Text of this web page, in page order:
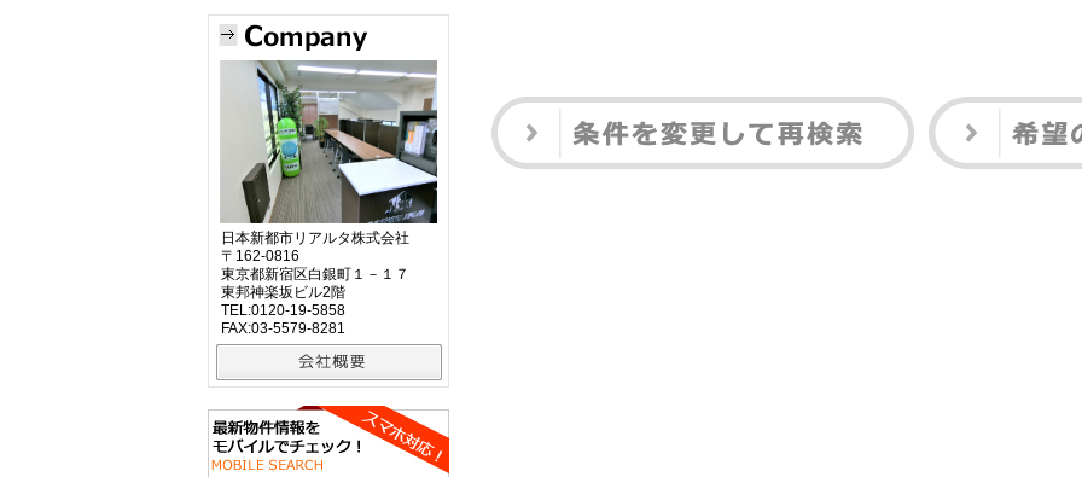
日本新都市リアルタ株式会社
〒162-0816
東京都新宿区白銀町１－１７
東邦神楽坂ビル2階
TEL:0120-19-5858
FAX:03-5579-8281